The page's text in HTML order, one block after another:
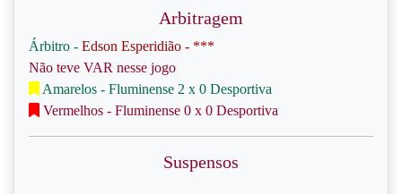
Arbitragem
Árbitro - Edson Esperidião - ***
Não teve VAR nesse jogo
Amarelos - Fluminense 2 x 0 Desportiva
Vermelhos - Fluminense 0 x 0 Desportiva
Suspensos